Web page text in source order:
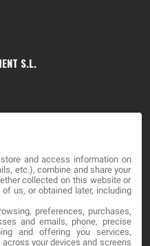
S.L.
and access information on
etc.), combine and share your
collected on this website or
us, or obtained later, including
preferences, purchases,
and emails, phone, precise
and offering you services,
your devices and screens